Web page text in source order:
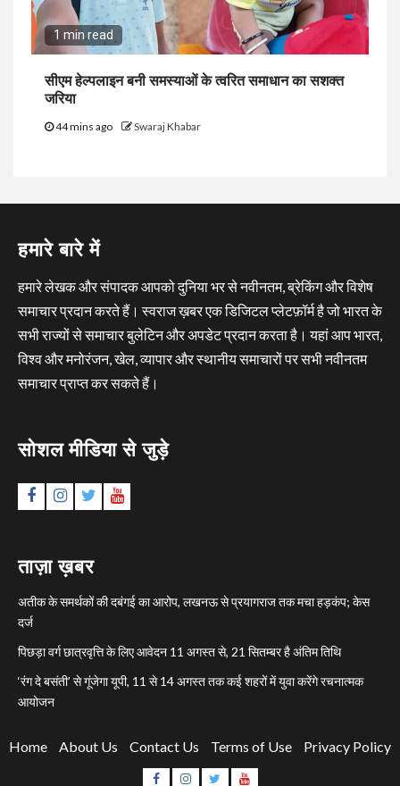
1 min read
सीएम हेल्पलाइन बनी समस्याओं के त्वरित समाधान का सशक्त
जरिया
44 mins ago Swaraj Khabar
हमारे बारे में
हमारे लेखक और संपादक आपको दुनिया भर से नवीनतम, ब्रेकिंग और विशेष
समाचार प्रदान करते हैं। स्वराज ख़बर एक डिजिटल प्लेटफ़ॉर्म है जो भारत के
सभी राज्यों से समाचार बुलेटिन और अपडेट प्रदान करता है। यहां आप भारत,
विश्व और मनोरंजन, खेल, व्यापार और स्थानीय समाचारों पर सभी नवीनतम
समाचार प्राप्त कर सकते हैं।
सोशल मीडिया से जुड़े
FacebookInstagram
TwitterYouTube
ताज़ा ख़बर
अतीक के समर्थकों की दबंगई का आरोप, लखनऊ से प्रयागराज तक मचा हड़कंप; केस
दर्ज
पिछड़ा वर्ग छात्रवृत्ति के लिए आवेदन 11 अगस्त से, 21 सितम्बर है अंतिम तिथि
‘रंग दे बसंती’ से गूंजेगा यूपी, 11 से 14 अगस्त तक कई शहरों में युवा करेंगे रचनात्मक
आयोजन
Home About Us Contact Us Terms of Use Privacy Policy
Facebook
Instagram
TwitterYouTube